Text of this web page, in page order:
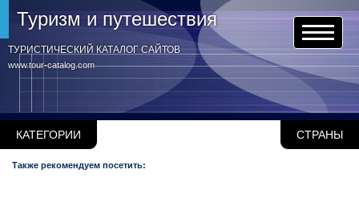
www.tour-catalog.com
Туризм и путешествия
ТУРИСТИЧЕСКИЙ КАТАЛОГ САЙТОВ
КАТЕГОРИИ СТРАНЫ
Также рекомендуем посетить: